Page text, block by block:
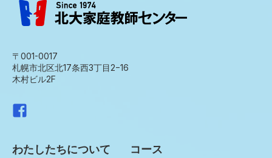
〒001-0017
札幌市北区北17条西3丁目2−16
木村ビル2F
わたしたちについて コース